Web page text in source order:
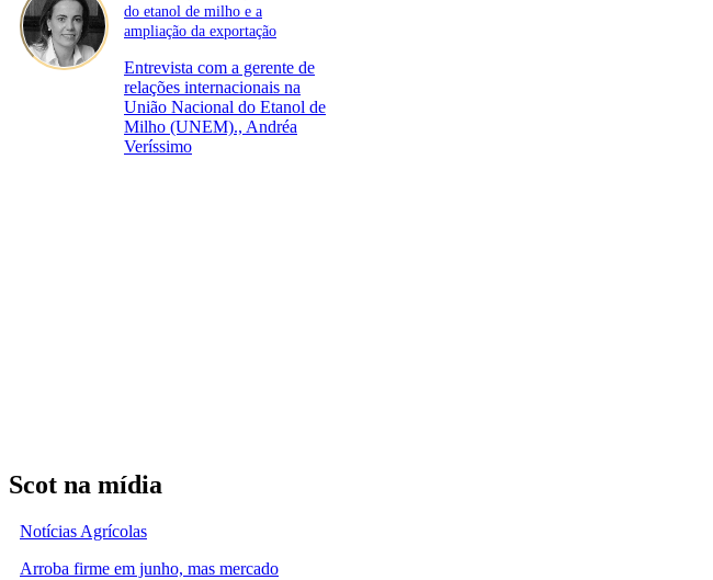
do etanol de milho e a
ampliação da exportação
Entrevista com a gerente de
relações internacionais na
União Nacional do Etanol de
Milho (UNEM)., Andréa
Veríssimo
Scot na mídia
Notícias Agrícolas
Arroba firme em junho, mas mercado